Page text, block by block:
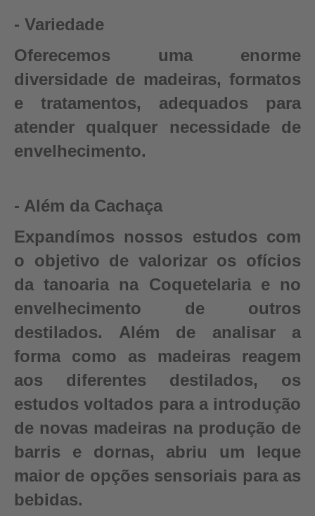
- Variedade
Oferecemos uma enorme
diversidade de madeiras, formatos
e tratamentos, adequados para
atender qualquer necessidade de
envelhecimento.
- Além da Cachaça
Expandímos nossos estudos com
o objetivo de valorizar os ofícios
da tanoaria na Coquetelaria e no
envelhecimento de outros
destilados. Além de analisar a
forma como as madeiras reagem
aos diferentes destilados, os
estudos voltados para a introdução
de novas madeiras na produção de
barris e dornas, abriu um leque
maior de opções sensoriais para as
bebidas.